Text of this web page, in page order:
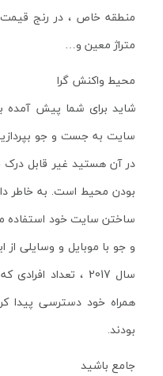
منطقه خاص ، در رنج
متراژ معین و…
محیط واکنش گرا
شاید برای شما پیش آمده
سایت به جست و جو
در آن هستید غیر قابل درک
بودن محیط است. به خاطر
ساختن سایت خود
و جو با موبایل و وسایلی از
سال 2017 ، تعداد
بودند.
جامع باشید